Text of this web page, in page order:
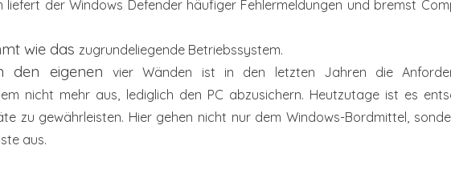
liefert der Windows Defender häufiger Fehlermeldungen und bremst
wie das zugrundeliegende Betriebssystem.
den eigenenvier Wänden ist in den letzten Jahren die
nicht mehr aus, lediglich den PC abzusichern. Heutzutage ist es
zu gewährleisten. Hier gehen nicht nur dem Windows-Bordmittel,
aus.